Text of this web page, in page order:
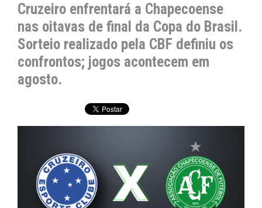
Cruzeiro enfrentará a Chapecoense
nas oitavas de final da Copa do Brasil.
Sorteio realizado pela CBF definiu os
confrontos; jogos acontecem em
agosto.